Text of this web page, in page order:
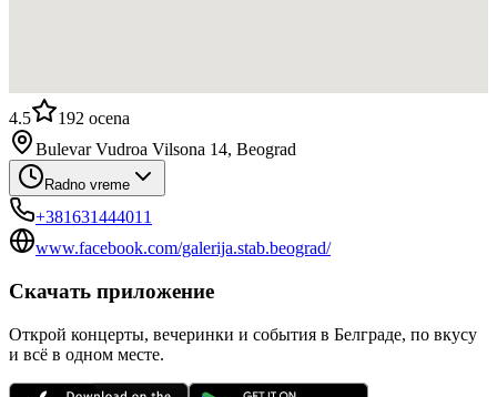
4.5 192 ocena
Bulevar Vudroa Vilsona 14, Beograd
Radno vreme
+381631444011
www.facebook.com/galerija.stab.beograd/
Скачать приложение
Открой концерты, вечеринки и события в Белграде, по вкусу
и всё в одном месте.